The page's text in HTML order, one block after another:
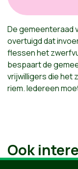
De gemeenteraad
overtuigd dat
flessen het
bespaart de
vrijwilligers die het
riem. Iedereen
Ook